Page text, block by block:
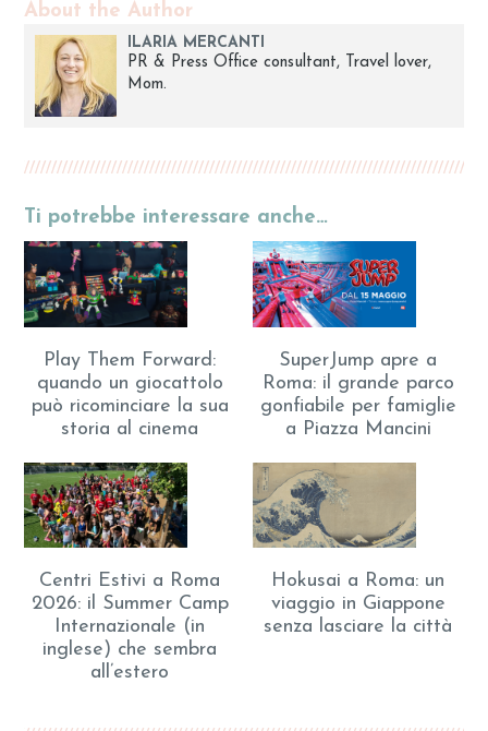
About the Author
ILARIA MERCANTI
PR & Press Office consultant, Travel lover,
Mom.
Ti potrebbe interessare anche…
Play Them Forward:
quando un giocattolo
può ricominciare la sua
storia al cinema
SuperJump apre a
Roma: il grande parco
gonfiabile per famiglie
a Piazza Mancini
Centri Estivi a Roma
2026: il Summer Camp
Internazionale (in
inglese) che sembra
all’estero
Hokusai a Roma: un
viaggio in Giappone
senza lasciare la città